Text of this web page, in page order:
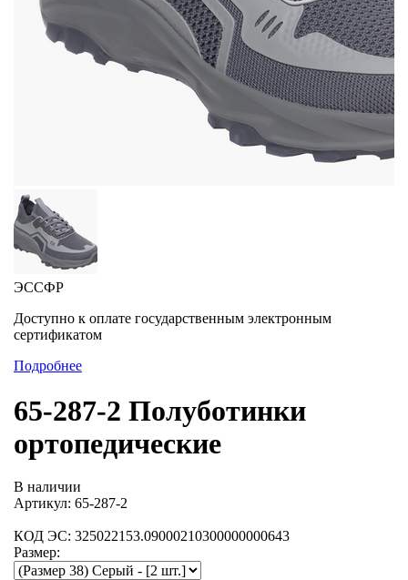
ЭССФР
Доступно к оплате государственным электронным
сертификатом
Подробнее
65-287-2 Полуботинки
ортопедические
В наличии
Артикул: 65-287-2
КОД ЭС: 325022153.09000210300000000643
Размер: